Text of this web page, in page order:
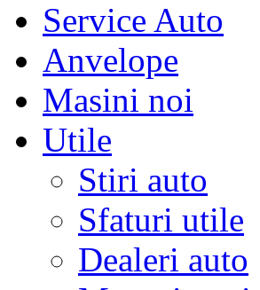
Service Auto
Anvelope
Masini noi
Utile
Stiri auto
Sfaturi utile
Dealeri auto